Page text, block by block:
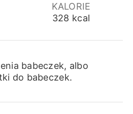
KALORIE
328 kcal
babeczek, albo
do babeczek.